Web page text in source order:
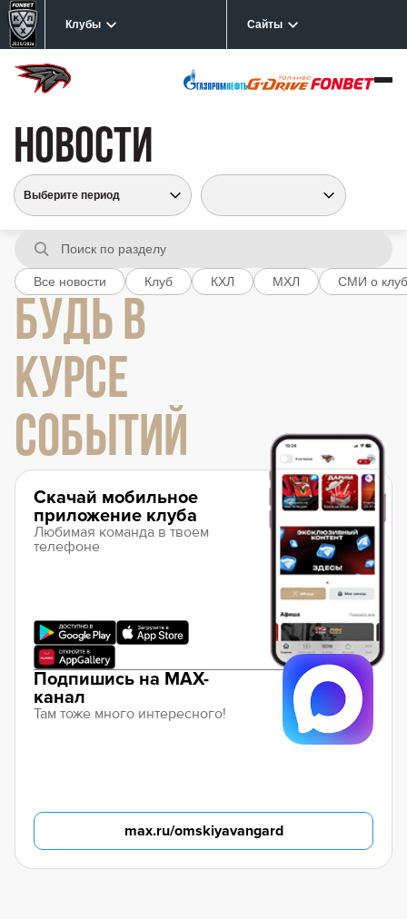
Клубы Сайты
НОВОСТИ
Все новости Клуб КХЛ МХЛ СМИ о
БУДЬ В
КУРСЕ
СОБЫТИЙ
Скачай мобильное
приложение клуба
Любимая команда в твоем
телефоне
Подпишись на MAX-
канал
Там тоже много интересного!
max.ru/omskiyavangard